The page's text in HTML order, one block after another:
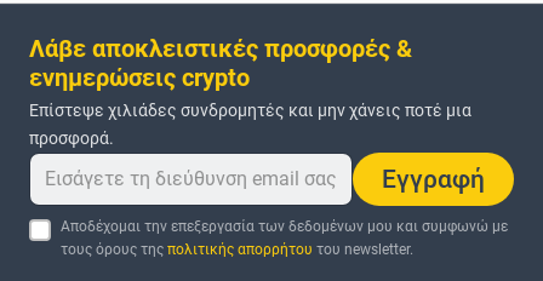
Λάβε αποκλειστικές προσφορές &
ενημερώσεις crypto
Επίστεψε χιλιάδες συνδρομητές και μην χάνεις ποτέ μια
προσφορά.
Εγγραφή
Αποδέχομαι την επεξεργασία των δεδομένων μου και συμφωνώ με
τους όρους τηςπολιτικής απορρήτου του newsletter.